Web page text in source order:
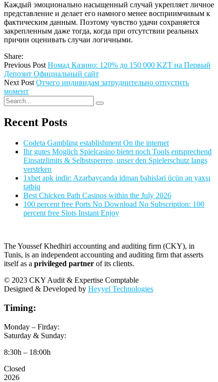
Каждый эмоционально насыщенный случай укрепляет личное
представление и делает его намного менее восприимчивым к
фактическим данным. Поэтому чувство удачи сохраняется
закрепленным даже тогда, когда при отсутствии реальных
причин оценивать случаи логичными.
Share:
Previous Post Номад Казино: 120% до 150 000 KZT на Первый
Депозит Официальный сайт
Next Post Отчего индивидам затруднительно отпустить
момент
Recent Posts
Codeta Gambling establishment On the internet
Ihr gutes Moglich Spielcasino bietet noch Tools entsprechend
Einsatzlimits & Selbstsperren, unser den Spielerschutz langs
verstrken
1xbet apk indir: Azərbaycanda idman bahisləri üçün ən yaxşı
tətbiq
Best Chicken Path Casinos within the July 2026
100 percent free Ports No Download No Subscription: 100
percent free Slots Instant Enjoy
The Youssef Khedhiri accounting and auditing firm (CKY), in
Tunis, is an independent accounting and auditing firm that asserts
itself as a privileged partner of its clients.
© 2023 CKY Audit & Expertise Comptable
Designed & Developed by Heyyel Technologies
Timing:
Monday – Firday:
Saturday & Sunday:
8:30h – 18:00h
Closed
2026